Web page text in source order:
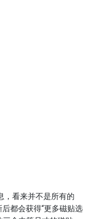
，看来并不是所有的
都会获得“更多磁贴选